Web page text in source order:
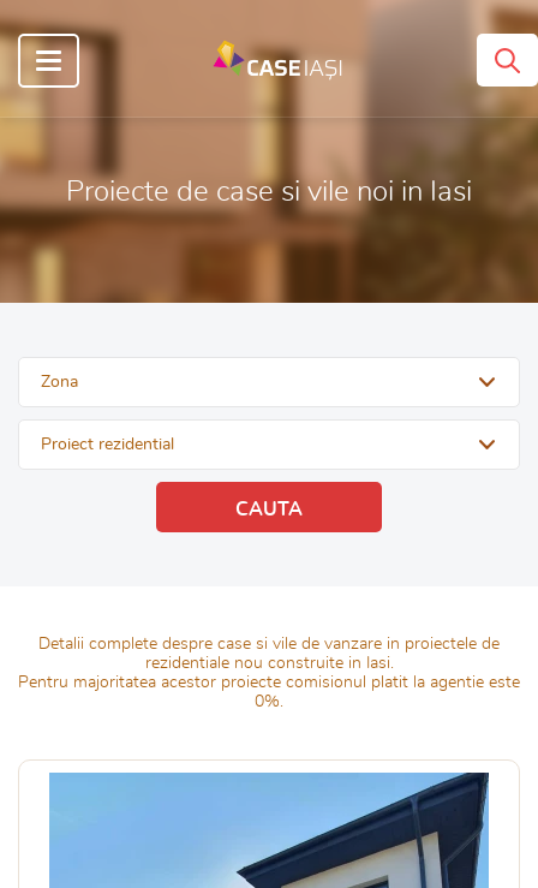
Proiecte de case si vile noi in Iasi
Zona
Proiect rezidential
Detalii complete despre case si vile de vanzare in proiectele de
rezidentiale nou construite in Iasi.
Pentru majoritatea acestor proiecte comisionul platit la agentie este
0%.